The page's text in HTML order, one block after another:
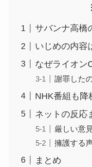
サバンナ高橋
いじめの内容
なぜライオン
謝罪した
NHK番組も降
ネットの反応
厳しい意
擁護する
まとめ